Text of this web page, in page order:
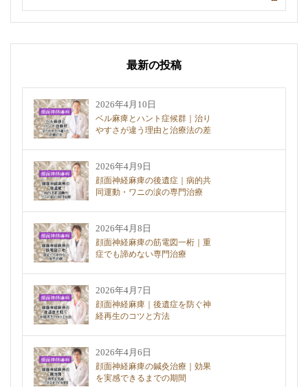
最新の投稿
2026年4月10日
ベル麻痺とハント症候群｜治り
やすさが違う理由と治療法の差
2026年4月9日
顔面神経麻痺の後遺症｜病的共
同運動・ワニの涙の専門治療
2026年4月8日
顔面神経麻痺の筋電図一桁｜重
症でも諦めない専門治療
2026年4月7日
顔面神経麻痺｜後遺症を防ぐ神
経再生のコツと方法
2026年4月6日
顔面神経麻痺の鍼灸治療｜効果
を実感できるまでの期間